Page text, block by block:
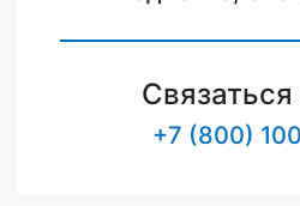
+7 (800)